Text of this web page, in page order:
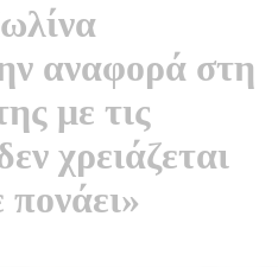
αναφορά στη
με τις
χρειάζεται